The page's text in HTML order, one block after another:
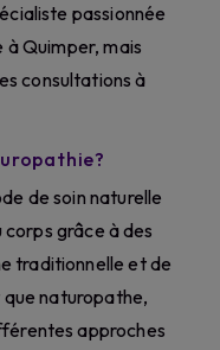
passionnée
Quimper, mais
consultations à
de soin naturelle
grâce à des
traditionnelle et de
naturopathe,
approches